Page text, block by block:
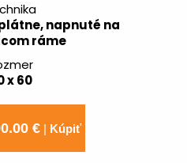
napnuté na
ráme
x 60
€ | Kúpiť